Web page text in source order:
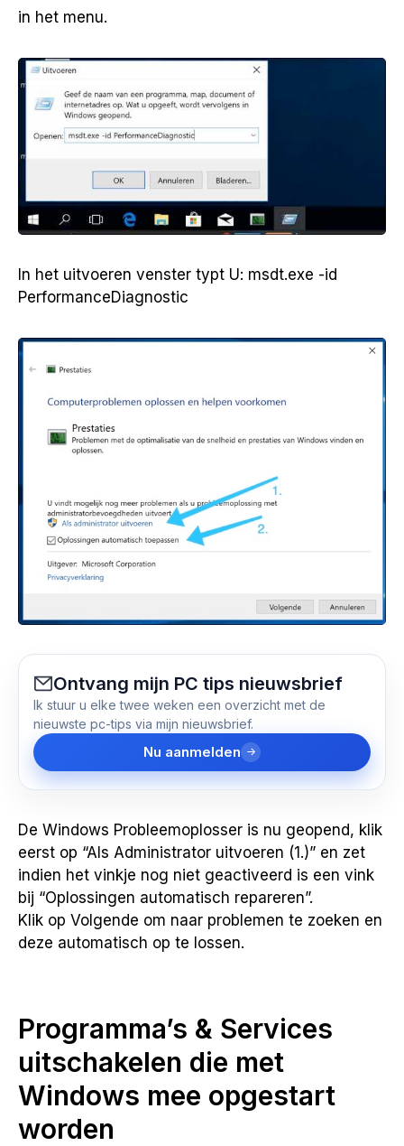
in het menu.
In het uitvoeren venster typt U: msdt.exe -id
PerformanceDiagnostic
Ontvang mijn PC tips nieuwsbrief
Ik stuur u elke twee weken een overzicht met de
nieuwste pc-tips via mijn nieuwsbrief.
Nu aanmelden
De Windows Probleemoplosser is nu geopend, klik
eerst op “Als Administrator uitvoeren (1.)” en zet
indien het vinkje nog niet geactiveerd is een vink
bij “Oplossingen automatisch repareren”.
Klik op Volgende om naar problemen te zoeken en
deze automatisch op te lossen.
Programma’s & Services
uitschakelen die met
Windows mee opgestart
worden